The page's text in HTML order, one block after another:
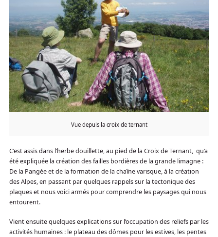
Vue depuis la croix de ternant
C’est assis dans l’herbe douillette, au pied de la Croix de Ternant, qu’a
été expliquée la création des failles bordières de la grande limagne :
De la Pangée et de la formation de la chaîne varisque, à la création
des Alpes, en passant par quelques rappels sur la tectonique des
plaques et nous voici armés pour comprendre les paysages qui nous
entourent.
Vient ensuite quelques explications sur l’occupation des reliefs par les
activités humaines : le plateau des dômes pour les estives, les pentes